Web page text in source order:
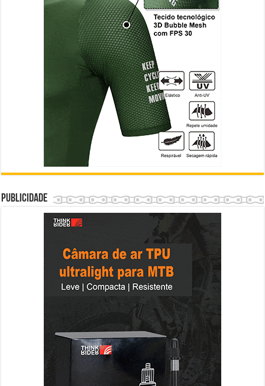
Publicidade